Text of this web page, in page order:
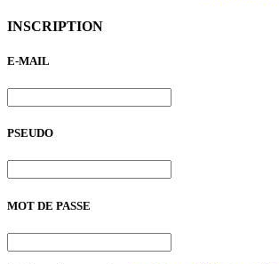
INSCRIPTION
E-MAIL
PSEUDO
MOT DE PASSE